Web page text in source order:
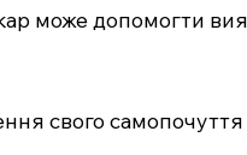
може допомогти
свого самопочуття